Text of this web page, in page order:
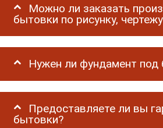
Можно ли заказать
бытовки по рисунку,
Нужен ли фундамент под
Предоставляете ли вы
бытовки?